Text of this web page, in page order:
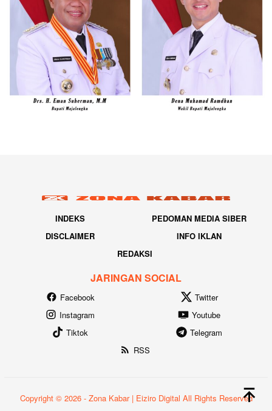
INDEKS
PEDOMAN MEDIA SIBER
DISCLAIMER
INFO IKLAN
REDAKSI
JARINGAN SOCIAL
Facebook
Twitter
Instagram
Youtube
Tiktok
Telegram
RSS
Copyright © 2026 - Zona Kabar | Eiziro Digital All Rights Reserved